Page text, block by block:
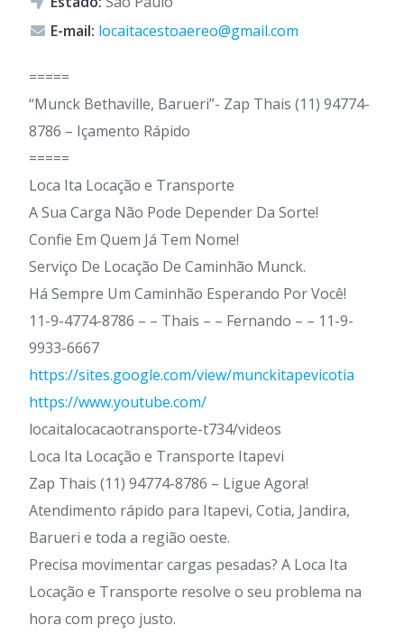
E-mail: locaitacestoaereo@gmail.com
=====
“Munck Bethaville, Barueri”- Zap Thais (11) 94774-
8786 – Içamento Rápido
=====
Loca Ita Locação e Transporte
A Sua Carga Não Pode Depender Da Sorte!
Confie Em Quem Já Tem Nome!
Serviço De Locação De Caminhão Munck.
Há Sempre Um Caminhão Esperando Por Você!
11-9-4774-8786 – – Thais – – Fernando – – 11-9-
9933-6667
https://sites.google.com/view/munckitapevicotia
https://www.youtube.com/
locaitalocacaotransporte-t734/videos
Loca Ita Locação e Transporte Itapevi
Zap Thais (11) 94774-8786 – Ligue Agora!
Atendimento rápido para Itapevi, Cotia, Jandira,
Barueri e toda a região oeste.
Precisa movimentar cargas pesadas? A Loca Ita
Locação e Transporte resolve o seu problema na
hora com preço justo.